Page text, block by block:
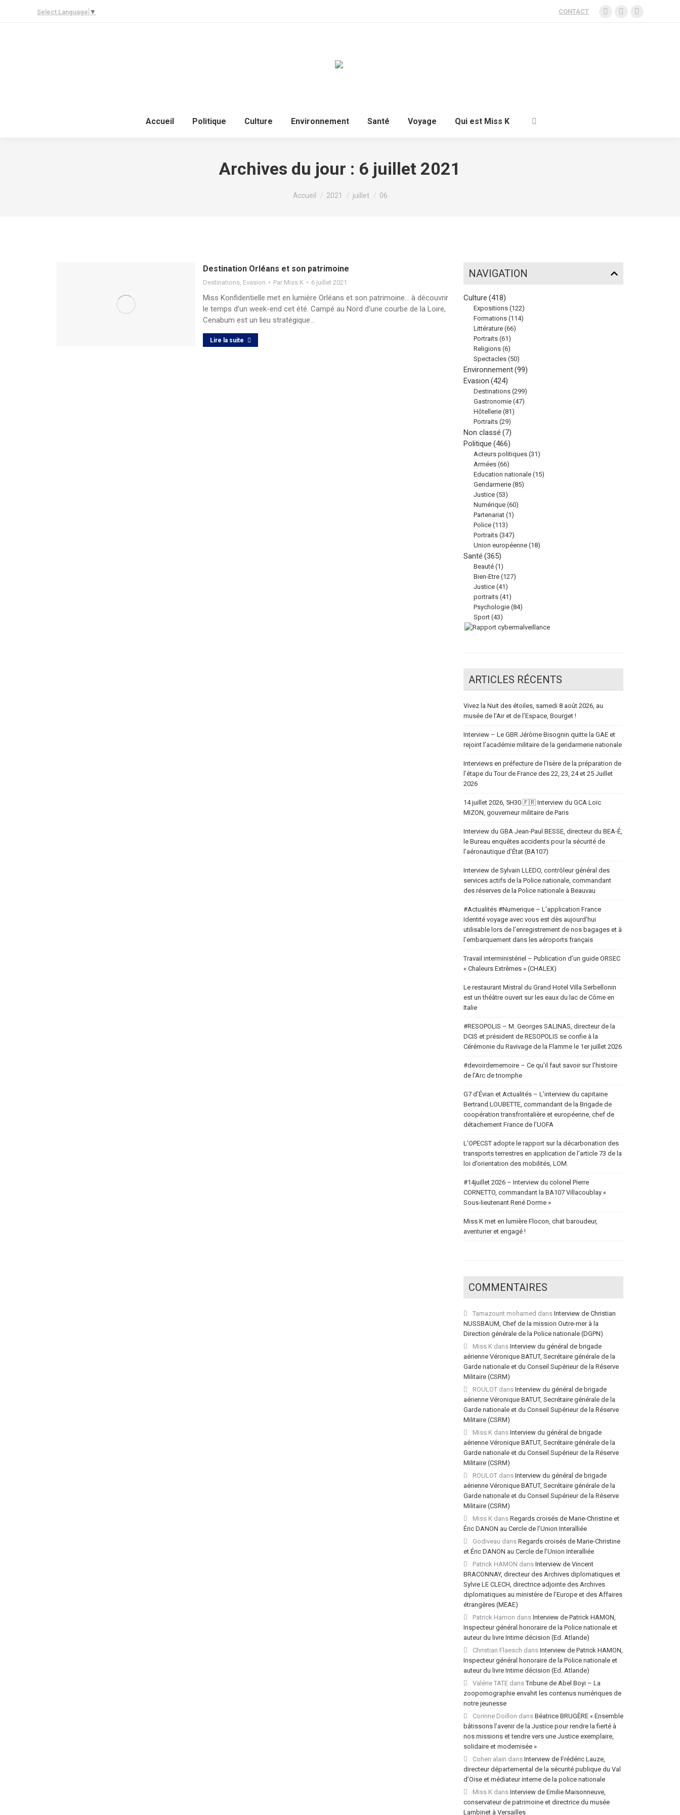
Select Language ▼ CONTACT
Accueil Politique Culture Environnement Santé Voyage Qui est Miss K
Archives du jour : 6 juillet 2021
Vous êtes ici :
Accueil 2021 juillet 06
Destination Orléans et son patrimoine
Destinations, Evasion Par Miss K 6 juillet 2021
Miss Konfidentielle met en lumière Orléans et son patrimoine… à découvrir
le temps d’un week-end cet été. Campé au Nord d’une courbe de la Loire,
Cenabum est un lieu stratégique…
Lire la suite
NAVIGATION
Culture (418)
Expositions (122)
Formations (114)
Littérature (66)
Portraits (61)
Religions (6)
Spectacles (50)
Environnement(99)
Evasion (424)
Destinations (299)
Gastronomie (47)
Hôtellerie (81)
Portraits (29)
Non classé (7)
Politique (466)
Acteurs politiques (31)
Armées (66)
Education nationale (15)
Gendarmerie (85)
Justice (53)
Numérique (60)
Partenariat (1)
Police (113)
Portraits (347)
Union européenne (18)
Santé (365)
Beauté (1)
Bien-Etre (127)
Justice (41)
portraits (41)
Psychologie (84)
Sport (43)
ARTICLES RÉCENTS
Vivez la Nuit des étoiles, samedi 8 août 2026, au
musée de l’Air et de l’Espace, Bourget !
Interview – Le GBR Jérôme Bisognin quitte la GAE et
rejoint l’académie militaire de la gendarmerie nationale
Interviews en préfecture de l’Isère de la préparation de
l’étape du Tour de France des 22, 23, 24 et 25 Juillet
2026
14 juillet 2026, 5H30 🇫🇷 Interview du GCA Loïc
MIZON, gouverneur militaire de Paris
Interview du GBA Jean-Paul BESSE, directeur du BEA-É,
le Bureau enquêtes accidents pour la sécurité de
l’aéronautique d’État (BA107)
Interview de Sylvain LLEDO, contrôleur général des
services actifs de la Police nationale, commandant
des réserves de la Police nationale à Beauvau
#Actualités #Numerique – L’application France
Identité voyage avec vous est dès aujourd’hui
utilisable lors de l’enregistrement de nos bagages et à
l’embarquement dans les aéroports français
Travail interministériel – Publication d’un guide ORSEC
« Chaleurs Extrêmes » (CHALEX)
Le restaurant Mistral du Grand Hotel Villa Serbellonin
est un théâtre ouvert sur les eaux du lac de Côme en
Italie
#RESOPOLIS – M. Georges SALINAS, directeur de la
DCIS et président de RESOPOLIS se confie à la
Cérémonie du Ravivage de la Flamme le 1er juillet 2026
#devoirdememoire – Ce qu’il faut savoir sur l’histoire
de l’Arc de triomphe
G7 d’Évian et Actualités – L’interview du capitaine
Bertrand LOUBETTE, commandant de la Brigade de
coopération transfrontalière et européenne, chef de
détachement France de l’UOFA
L’OPECST adopte le rapport sur la décarbonation des
transports terrestres en application de l’article 73 de la
loi d’orientation des mobilités, LOM.
#14juillet 2026 – Interview du colonel Pierre
CORNETTO, commandant la BA107 Villacoublay «
Sous-lieutenant René Dorme »
Miss K met en lumière Flocon, chat baroudeur,
aventurier et engagé !
COMMENTAIRES
Tamazount mohamed dans Interview de Christian
NUSSBAUM, Chef de la mission Outre-mer à la
Direction générale de la Police nationale (DGPN)
Miss Kdans Interview du général de brigade
aérienne Véronique BATUT, Secrétaire générale de la
Garde nationale et du Conseil Supérieur de la Réserve
Militaire (CSRM)
ROULOTdans Interview du général de brigade
aérienne Véronique BATUT, Secrétaire générale de la
Garde nationale et du Conseil Supérieur de la Réserve
Militaire (CSRM)
Miss Kdans Interview du général de brigade
aérienne Véronique BATUT, Secrétaire générale de la
Garde nationale et du Conseil Supérieur de la Réserve
Militaire (CSRM)
ROULOTdans Interview du général de brigade
aérienne Véronique BATUT, Secrétaire générale de la
Garde nationale et du Conseil Supérieur de la Réserve
Militaire (CSRM)
Miss Kdans Regards croisés de Marie-Christine et
Éric DANON au Cercle de l’Union Interalliée
Godiveau dans Regards croisés de Marie-Christine
et Éric DANON au Cercle de l’Union Interalliée
Patrick HAMON dans Interview de Vincent
BRACONNAY, directeur des Archives diplomatiques et
Sylvie LE CLECH, directrice adjointe des Archives
diplomatiques au ministère de l’Europe et des Affaires
étrangères (MEAE)
Patrick Hamon dans Interview de Patrick HAMON,
Inspecteur général honoraire de la Police nationale et
auteur du livre Intime décision (Ed. Atlande)
Christian Flaesch dans Interview de Patrick HAMON,
Inspecteur général honoraire de la Police nationale et
auteur du livre Intime décision (Ed. Atlande)
Valérie TATEdansTribune de Abel Boyi – La
zoopornographie envahit les contenus numériques de
notre jeunesse
Corinne Doillon dans Béatrice BRUGÈRE « Ensemble
bâtissons l’avenir de la Justice pour rendre la fierté à
nos missions et tendre vers une Justice exemplaire,
solidaire et modernisée »
Cohen alain dans Interview de Frédéric Lauze,
directeur départemental de la sécurité publique du Val
d’Oise et médiateur interne de la police nationale
Miss Kdans Interview de Emilie Maisonneuve,
conservateur de patrimoine et directrice du musée
Lambinet à Versailles